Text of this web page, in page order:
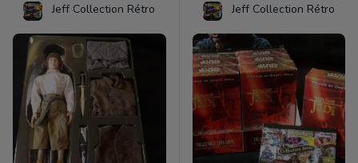
Jeff Collection Rétro Jeff Collection Rétro